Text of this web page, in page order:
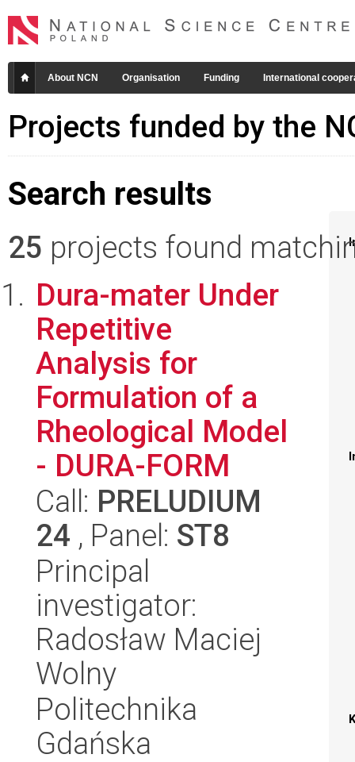
About NCN Organisation Funding International
Projects funded by the
Search results
25 projects found
Dura-mater Under
Repetitive
Analysis for
Formulation of a
Rheological Model
- DURA-FORM
Call: PRELUDIUM
24 , Panel: ST8
Principal
investigator:
Radosław Maciej
Wolny
Politechnika
Gdańska